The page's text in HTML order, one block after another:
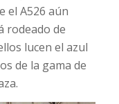
el A526 aún
rodeado de
lucen el azul
de la gama de